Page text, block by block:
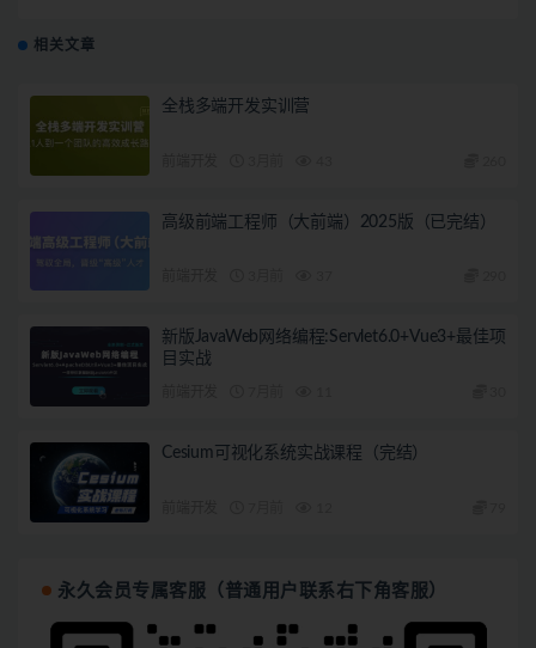
相关文章
全栈多端开发实训营
高级前端工程师（大前端）2025版（已完结）
新版JavaWeb网络编程:Servlet6.0+Vue3+最佳项
目实战
Cesium可视化系统实战课程（完结）
永久会员专属客服（普通用户联系右下角客服）